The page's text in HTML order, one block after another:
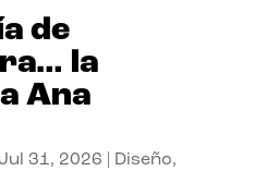
de
la
Ana
Jul 31, 2026 Diseño,